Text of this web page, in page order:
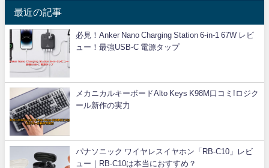
最近の記事
必見！Anker Nano Charging Station 6-in-1 67W レビ
ュー！最強USB-C 電源タップ
メカニカルキーボードAlto Keys K98M口コミ!ロジク
ール新作の実力
パナソニック ワイヤレスイヤホン「RB-C10」レビ
ュー｜RB-C10は本当におすすめ？